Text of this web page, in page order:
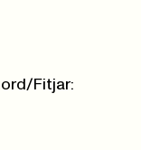
Fitjar: